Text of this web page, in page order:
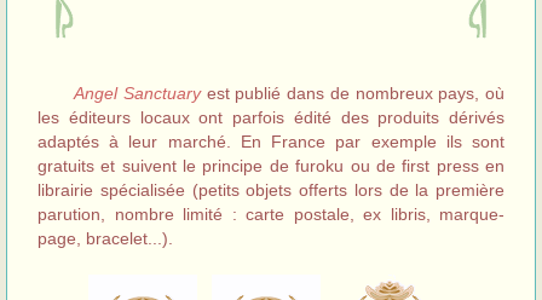
Angel Sanctuaryest publié dans de nombreux pays, où
les éditeurs locaux ont parfois édité des produits dérivés
adaptés à leur marché. En France par exemple ils sont
gratuits et suivent le principe de furoku ou de first press en
librairie spécialisée (petits objets offerts lors de la première
parution, nombre limité : carte postale, ex libris, marque-
page, bracelet...).